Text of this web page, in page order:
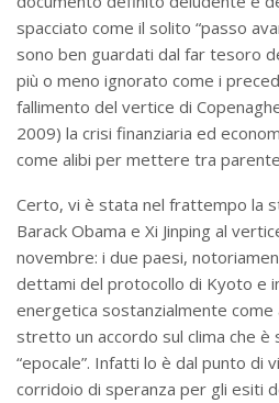
spacciato come il solito “passo
sono ben guardati dal far tesoro
più o meno ignorato come i
fallimento del vertice di
2009) la crisi finanziaria ed
come alibi per mettere tra
Certo, vi è stata nel frattempo la
Barack Obama e Xi Jinping al
novembre: i due paesi,
dettami del protocollo di Kyoto e
energetica sostanzialmente come
stretto un accordo sul clima che
“epocale”. Infatti lo è dal punto di
corridoio di speranza per gli esiti